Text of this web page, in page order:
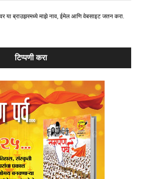
या ब्राउझरमध्ये माझे नाव, ईमेल आणि वेबसाइट जतन करा.